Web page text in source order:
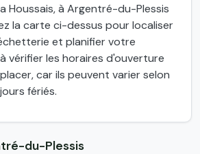
Houssais, à Argentré-du-Plessis
la carte ci-dessus pour localiser
et planifier votre
vérifier les horaires d'ouverture
car ils peuvent varier selon
fériés.
du-Plessis